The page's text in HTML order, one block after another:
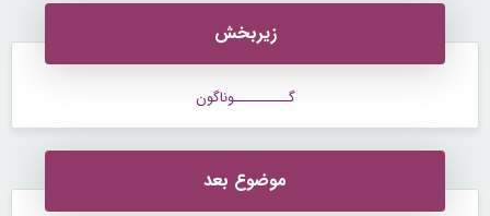
زیربخش
گــــــــــوناگون
موضوع بعد